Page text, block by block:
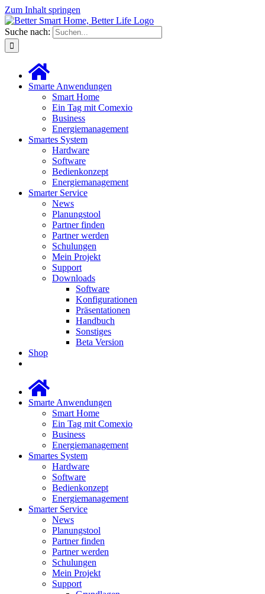
Zum Inhalt springen
Suche nach:
Smarte Anwendungen
Smart Home
Ein Tag mit Comexio
Business
Energiemanagement
Smartes System
Hardware
Software
Bedienkonzept
Energiemanagement
Smarter Service
News
Planungstool
Partner finden
Partner werden
Schulungen
Mein Projekt
Support
Downloads
Software
Konfigurationen
Präsentationen
Handbuch
Sonstiges
Beta Version
Shop
Smarte Anwendungen
Smart Home
Ein Tag mit Comexio
Business
Energiemanagement
Smartes System
Hardware
Software
Bedienkonzept
Energiemanagement
Smarter Service
News
Planungstool
Partner finden
Partner werden
Schulungen
Mein Projekt
Support